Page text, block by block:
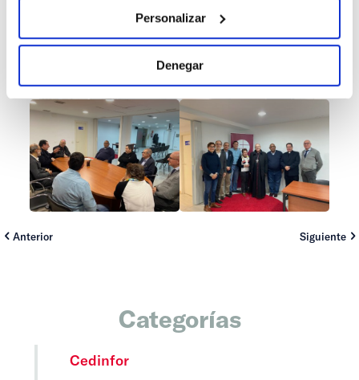
Personalizar
Denegar
Anterior Siguiente
Categorías
Cedinfor